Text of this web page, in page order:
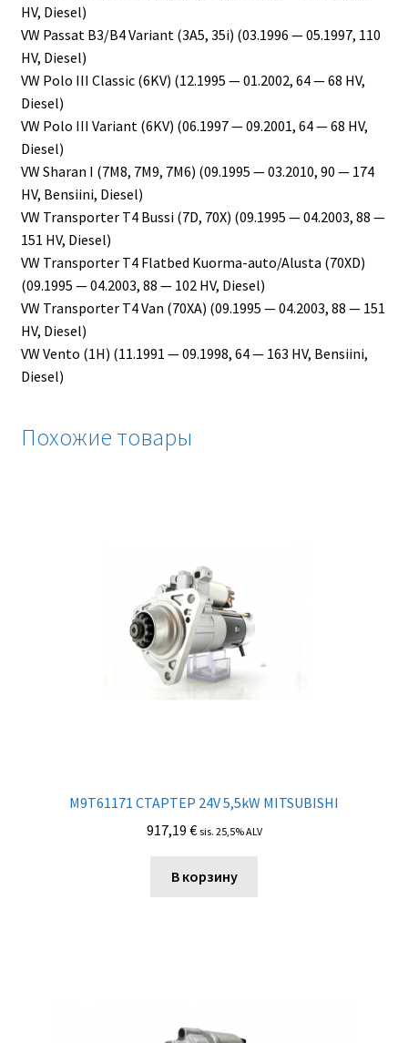
HV, Diesel)
VW Passat B3/B4 Variant (3A5, 35i) (03.1996 — 05.1997, 110
HV, Diesel)
VW Polo III Classic (6KV) (12.1995 — 01.2002, 64 — 68 HV,
Diesel)
VW Polo III Variant (6KV) (06.1997 — 09.2001, 64 — 68 HV,
Diesel)
VW Sharan I (7M8, 7M9, 7M6) (09.1995 — 03.2010, 90 — 174
HV, Bensiini, Diesel)
VW Transporter T4 Bussi (7D, 70X) (09.1995 — 04.2003, 88 —
151 HV, Diesel)
VW Transporter T4 Flatbed Kuorma-auto/Alusta (70XD)
(09.1995 — 04.2003, 88 — 102 HV, Diesel)
VW Transporter T4 Van (70XA) (09.1995 — 04.2003, 88 — 151
HV, Diesel)
VW Vento (1H) (11.1991 — 09.1998, 64 — 163 HV, Bensiini,
Diesel)
Похожие товары
M9T61171 СТАРТЕР 24V 5,5kW MITSUBISHI
917,19 € sis. 25,5% ALV
В корзину